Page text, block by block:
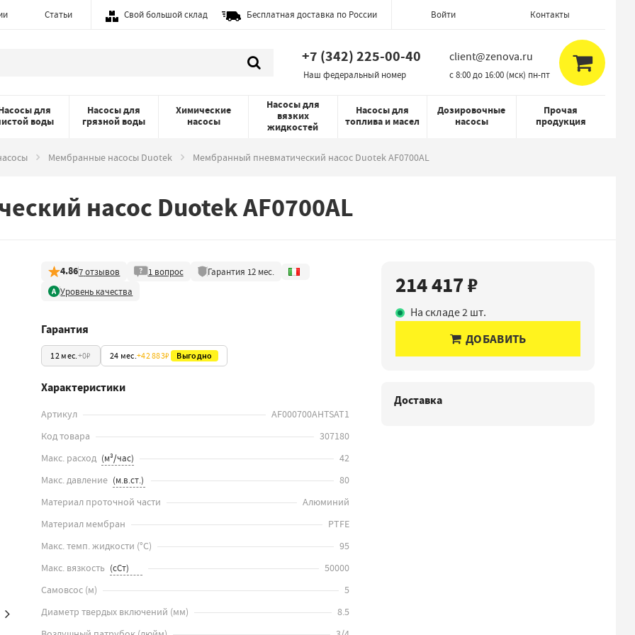
Статьи Свой большой склад Бесплатная доставка по России Войти Контакты
+7 (342) 225-00-40
Наш федеральный номер
client@zenova.ru
c 8:00 до 16:00 (мск) пн-пт
для
воды
Насосы для
грязной воды
Химические
насосы
Насосы для
вязких
жидкостей
Насосы для
топлива и масел
Дозировочные
насосы
Прочая
продукция
Мембранные насосы Duotek Мембранный пневматический насос Duotek AF0700AL
насос Duotek AF0700AL
4.867 отзывов 1 вопрос Гарантия 12 мес.
Уровень качества
Гарантия
12 мес.+0₽ 24 мес.+42 883₽ Выгодно
Характеристики
Артикул
AF000700AHTSAT1
Код товара
307180
Макс. расход
42
Макс. давление
80
Материал проточной части
Алюминий
Материал мембран
PTFE
Макс. темп. жидкости (°C)
95
Макс. вязкость
50000
Самовсос (м)
5
Диаметр твердых включений (мм)
8.5
214 417 ₽
ДОБАВИТЬ
На складе 2 шт.
Доставка